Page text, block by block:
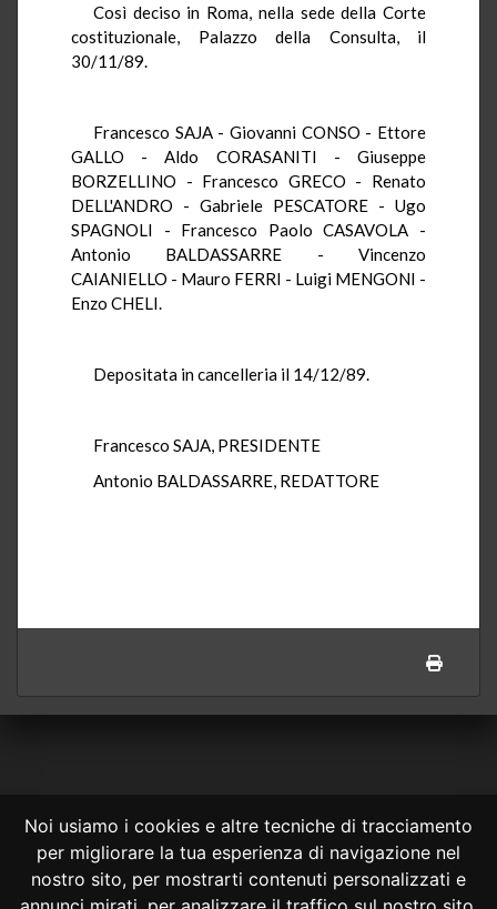
Noi usiamo i cookies e altre tecniche di tracciamento
per migliorare la tua esperienza di navigazione nel
nostro sito, per mostrarti contenuti personalizzati e
Così deciso in Roma, nella sede della Corte
costituzionale, Palazzo della Consulta, il
30/11/89.
Francesco SAJA - Giovanni CONSO - Ettore
GALLO - Aldo CORASANITI - Giuseppe
BORZELLINO - Francesco GRECO - Renato
DELL'ANDRO - Gabriele PESCATORE - Ugo
SPAGNOLI - Francesco Paolo CASAVOLA -
Antonio BALDASSARRE - Vincenzo
CAIANIELLO - Mauro FERRI - Luigi MENGONI -
Enzo CHELI.
Depositata in cancelleria il 14/12/89.
Francesco SAJA, PRESIDENTE
Antonio BALDASSARRE, REDATTORE
CONSULTA ONLINE DAL 1995 -NOTE LEGALI
Consulta OnLine non ha prodotto e non è responsabile per i contenuti e